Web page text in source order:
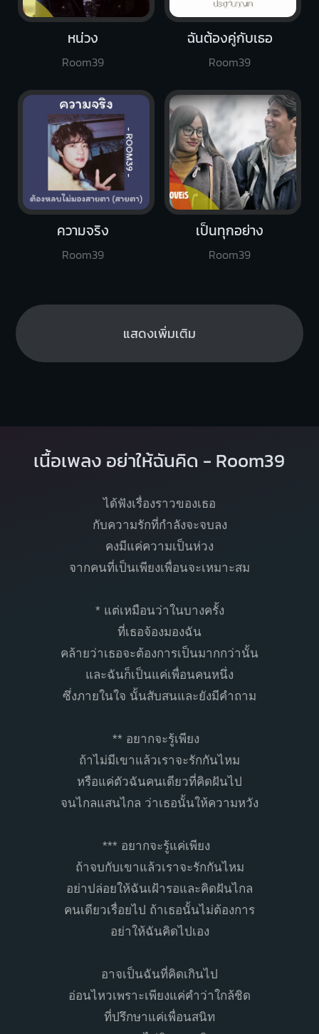
เป็นทุกอย่าง
Room39
ความจริง
Room39
หน่วง
Room39
ฉันต้องคู่กับเธอ
Room39
แสดงเพิ่มเติม
เนื้อเพลง อย่าให้ฉันคิด - Room39
ได้ฟังเรื่องราวของเธอ
กับความรักที่กำลังจะจบลง
คงมีแค่ความเป็นห่วง
จากคนที่เป็นเพียงเพื่อนจะเหมาะสม
* แต่เหมือนว่าในบางครั้ง
ที่เธอจ้องมองฉัน
คล้ายว่าเธอจะต้องการเป็นมากกว่านั้น
และฉันก็เป็นแค่เพื่อนคนหนึ่ง
ซึ่งภายในใจ นั้นสับสนและยังมีคำถาม
** อยากจะรู้เพียง
ถ้าไม่มีเขาแล้วเราจะรักกันไหม
หรือแค่ตัวฉันคนเดียวที่คิดฝันไป
จนไกลแสนไกล ว่าเธอนั้นให้ความหวัง
*** อยากจะรู้แค่เพียง
ถ้าจบกับเขาแล้วเราจะรักกันไหม
อย่าปล่อยให้ฉันเฝ้ารอและคิดฝันไกล
คนเดียวเรื่อยไป ถ้าเธอนั้นไม่ต้องการ
อย่าให้ฉันคิดไปเอง
อาจเป็นฉันที่คิดเกินไป
อ่อนไหวเพราะเพียงแค่คำว่าใกล้ชิด
ที่ปรึกษาแค่เพื่อนสนิท